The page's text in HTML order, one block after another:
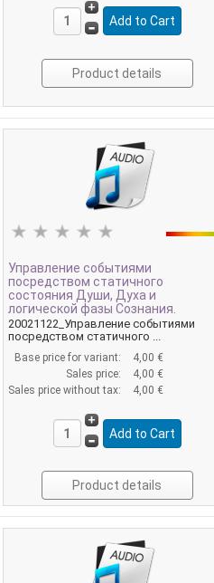
Product details
Управление событиями
посредством статичного
состояния Души, Духа и
логической фазы Сознания.
20021122_Управление событиями
посредством статичного ...
Base price for variant:
4,00 €
Sales price:
4,00 €
Sales price without tax:
4,00 €
Product details